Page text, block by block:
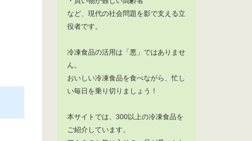
など、現代の社会問題を影で支える立
役者です。
冷凍食品の活用は「悪」ではありませ
ん。
おいしい冷凍食品を食べながら、忙し
い毎日を乗り切りましょう！
本サイトでは、300以上の冷凍食品を
ご紹介しています。